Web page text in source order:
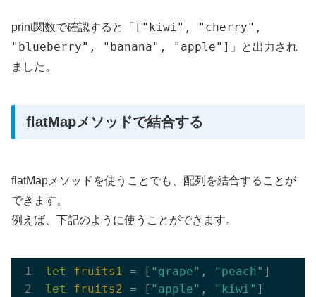
print関数で確認すると「 ["kiwi", "cherry",
"blueberry", "banana", "apple"] 」と出力され
ました。
flatMapメソッドで結合する
flatMapメソッドを使うことでも、配列を結合することが
できます。
例えば、下記のように使うことができます。
let fruits1 = [ "grape" , "peach"
let
fruits2 = [ "apple" , "kiwi" ]